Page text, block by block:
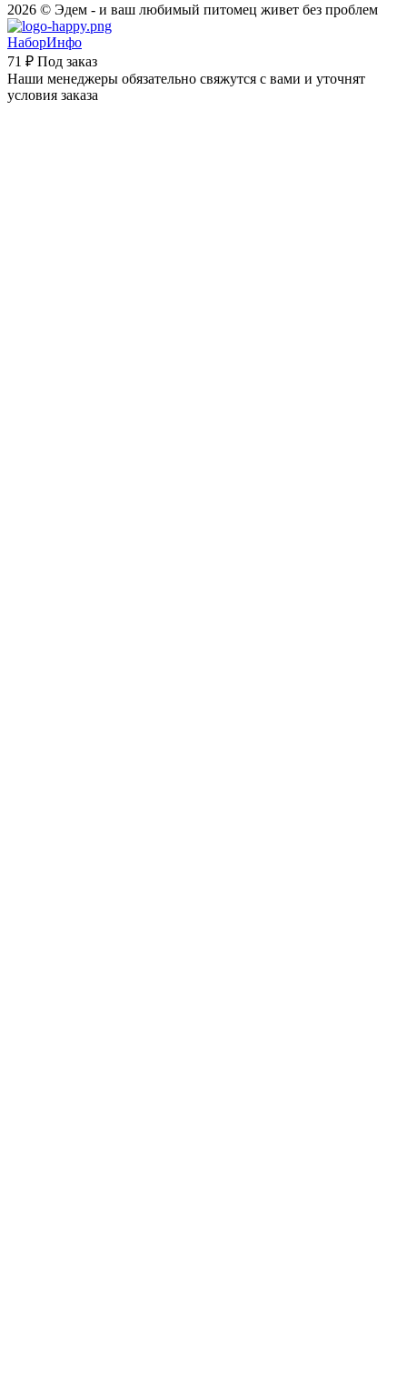
2026 © Эдем - и ваш любимый питомец живет без проблем
НаборИнфо
71 ₽ Под заказ
Наши менеджеры обязательно свяжутся с вами и уточнят
условия заказа